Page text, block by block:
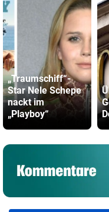
„Traumschiff“-
Star Nele Schepe
nackt im
„Playboy“